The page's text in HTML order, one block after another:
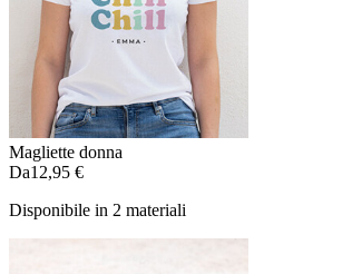
Magliette donna
Da12,95 €
Disponibile in 2 materiali